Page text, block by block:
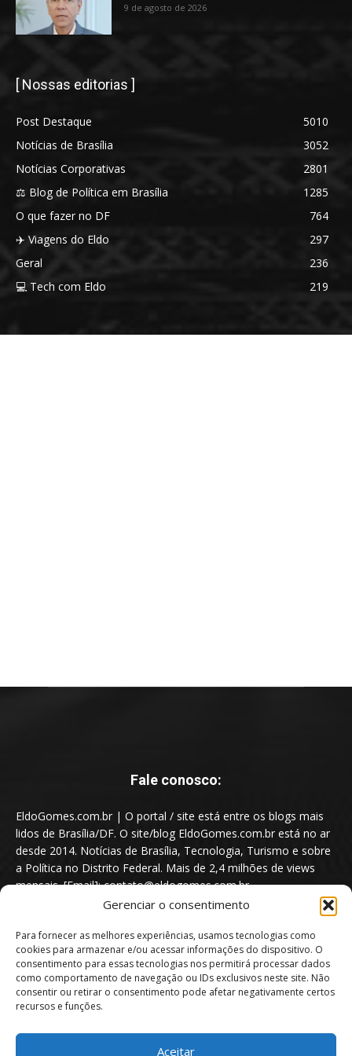
Gerenciar o consentimento
Para fornecer as melhores experiências, usamos tecnologias como
cookies para armazenar e/ou acessar informações do dispositivo. O
consentimento para essas tecnologias nos permitirá processar dados
como comportamento de navegação ou IDs exclusivos neste site. Não
consentir ou retirar o consentimento pode afetar negativamente certos
recursos e funções.
Aceitar
9 de agosto de 2026
[ Nossas editorias ]
Post Destaque
5010
Notícias de Brasília
3052
Notícias Corporativas
2801
⚖️ Blog de Política em Brasília
1285
O que fazer no DF
764
✈️ Viagens do Eldo
297
Geral
236
💻 Tech com Eldo
219
Fale conosco:
EldoGomes.com.br | O portal / site está entre os blogs mais
lidos de Brasília/DF. O site/blog EldoGomes.com.br está no ar
desde 2014. Notícias de Brasília, Tecnologia, Turismo e sobre
a Política no Distrito Federal. Mais de 2,4 milhões de views
mensais. [Email]: contato@eldogomes.com.br